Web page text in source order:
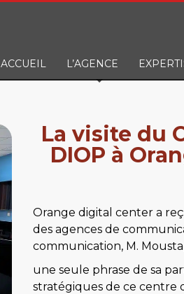
ACCUEIL L’AGENCE
La visite du
DIOP à
Orange digital center a
des agences de
communication, M. M
une seule phrase de sa
stratégiques de ce centre